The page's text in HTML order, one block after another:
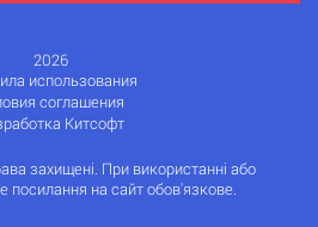
2026
использования
соглашения
Китсофт
захищені. При використанні або
посилання на сайт обов'язкове.